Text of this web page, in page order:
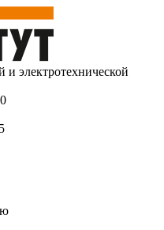
электротехнической